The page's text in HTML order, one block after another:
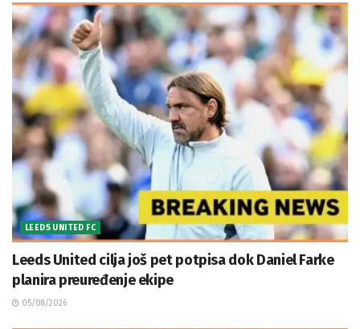
LEEDS UNITED FC
Leeds United cilja još pet potpisa dok Daniel Farke
planira preuređenje ekipe
05/08/2026